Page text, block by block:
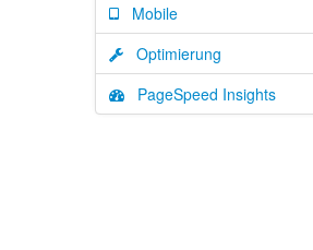
Mobile
Optimierung
PageSpeed Insights